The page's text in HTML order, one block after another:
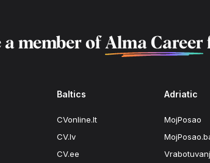
a member of Alma Career
Baltics
CVonline.lt
CV.lv
CV.ee
Adriatic
MojPosao